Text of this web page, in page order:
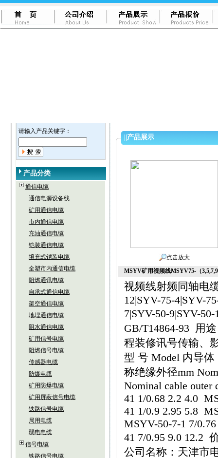
请输入产品关键字：
产品分类
通信电缆
通信电源设备线
矿用通信电缆
市内通信电缆
充油通信电缆
铠装通信电缆
填充式铠装电缆
全塑市内通信电缆
阻燃通讯电缆
自承式通信电缆
架空通信电缆
地埋通信电缆
阻水通信电缆
矿用信号电缆
阻燃信号电缆
传感器电缆
防爆电缆
矿用防爆电缆
矿用屏蔽信号电缆
铁路信号电缆
局用电缆
弱电电缆
信号电缆
铁路信号电缆
产品展示
点击放大
MSYV矿用视频线MSYV75-（
视频线射频同轴电
12|SYV-75-4|SYV-
7|SYV-50-9|SYV-
GB/T14864-93 用
程装修讯号传输、
型 号 Model 内导体
称绝缘外径mm
Nominal cable
41 1/0.68 2.2 4.0
41 1/0.9 2.95 5.8
MSYV-50-7-1 7/
41 7/0.95 9.0 12.2
公司名称：天津市